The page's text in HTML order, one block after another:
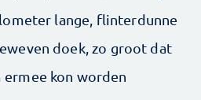
lange, flinterdunne
doek, zo groot dat
kon worden